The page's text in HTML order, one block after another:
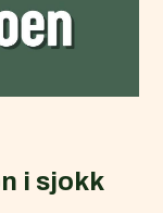
i sjokk